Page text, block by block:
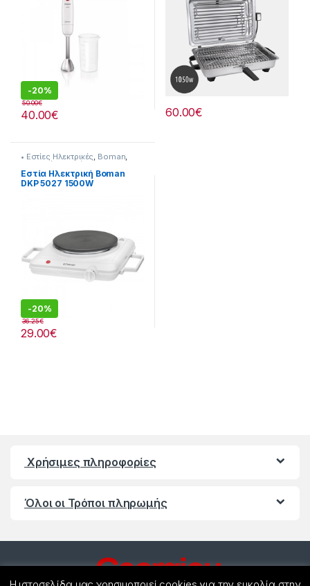
-20%
40.00€
50.00€
60.00€
• Εστίες Ηλεκτρικές Boman
Συσκευές Κουζίνας
Εστία Ηλεκτρική Boman
DKP 5027 1500W
-20%
29.00€
36.25€
Χρήσιμες πληροφορίες
Όλοι οι Τρόποι πληρωμής